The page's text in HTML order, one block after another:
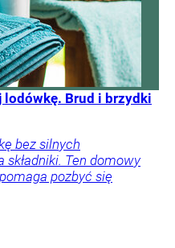
lodówkę. Brud i brzydki
bez silnych
Ten domowy
pozbyć się